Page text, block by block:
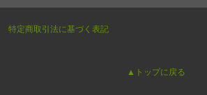
特定商取引法に基づく表記
▲トップに戻る